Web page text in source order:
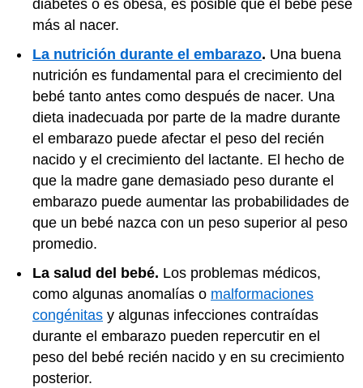
diabetes o es obesa, es posible que el bebé pese
más al nacer.
La nutrición durante el embarazo. Una buena
nutrición es fundamental para el crecimiento del
bebé tanto antes como después de nacer. Una
dieta inadecuada por parte de la madre durante
el embarazo puede afectar el peso del recién
nacido y el crecimiento del lactante. El hecho de
que la madre gane demasiado peso durante el
embarazo puede aumentar las probabilidades de
que un bebé nazca con un peso superior al peso
promedio.
La salud del bebé. Los problemas médicos,
como algunas anomalías o malformaciones
congénitas y algunas infecciones contraídas
durante el embarazo pueden repercutir en el
peso del bebé recién nacido y en su crecimiento
posterior.